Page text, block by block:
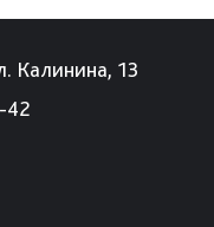
Калинина, 13
42